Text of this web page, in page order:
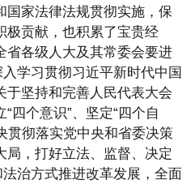
国家法律法规贯彻实施，保
极贡献，也积累了宝贵经
省各级人大及其常委会要进
学习贯彻习近平新时代中国
于坚持和完善人民代表大会
四个意识”、坚定“四个自
贯彻落实党中央和省委决策
局，打好立法、监督、决定
治方式推进改革发展，全面